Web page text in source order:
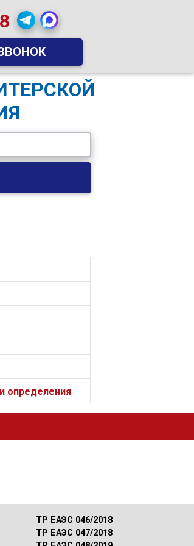
определения
ТР ЕАЭС 046/2018
ТР ЕАЭС 047/2018